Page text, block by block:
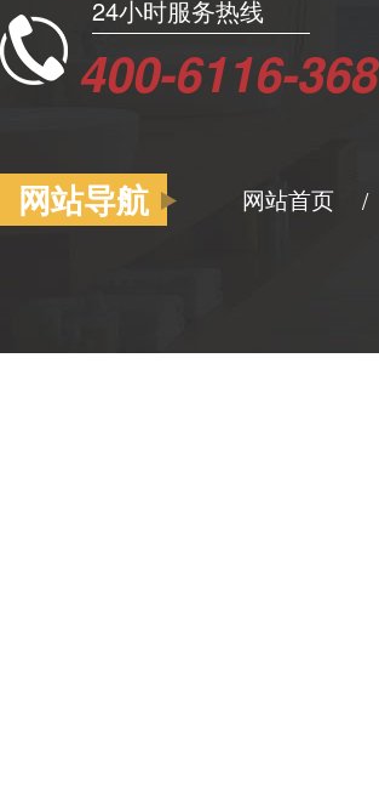
24小时服务热线
400-6116-368
网站导航 网站首页 /